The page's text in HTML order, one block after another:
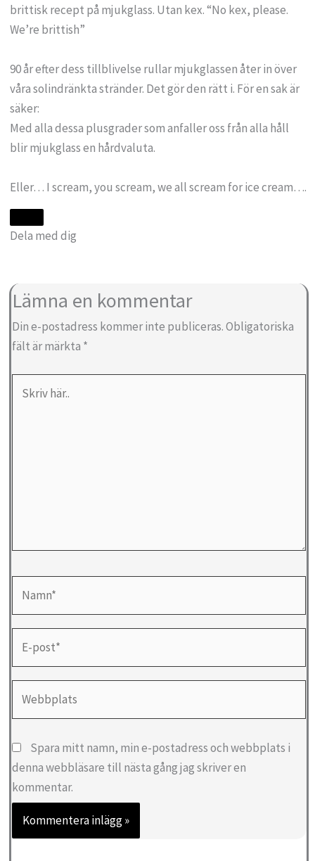
brittisk recept på mjukglass. Utan kex. “No kex, please.
We’re brittish”
90 år efter dess tillblivelse rullar mjukglassen åter in över
våra solindränkta stränder. Det gör den rätt i. För en sak är
säker:
Med alla dessa plusgrader som anfaller oss från alla håll
blir mjukglass en hårdvaluta.
Eller… I scream, you scream, we all scream for ice cream….
Dela med dig
Lämna en kommentar
Din e-postadress kommer inte publiceras.Obligatoriska
fält är märkta *
här..
post*
Spara mitt namn, min e-postadress och webbplats i
denna webbläsare till nästa gång jag skriver en
kommentar.